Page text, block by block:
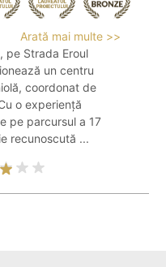
Arată mai multe >>
pe Strada Eroul
un centru
coordonat de
o experiență
pe parcursul a 17
recunoscută ...